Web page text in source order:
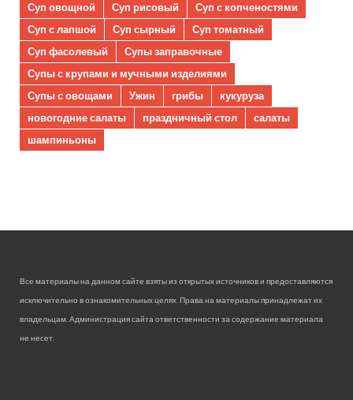
Суп овощной
Суп рисовый
Суп с копченостями
Суп с лапшой
Суп сырный
Суп томатный
Суп фасолевый
Супы заправочные
Супы с крупами и мучными изделиями
Супы с овощами
Ужин грибы
кукуруза
новогодние салаты
праздничный стол
салаты
шампиньоны
Все материалы на данном сайте взяты из открытых источников и предоставляются
исключительно в ознакомительных целях. Права на материалы принадлежат их
владельцам. Администрация сайта ответственности за содержание материала
не несет.